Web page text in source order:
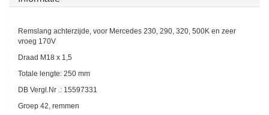
Remslang achterzijde, voor Mercedes 230, 290, 320, 500K en zeer
vroeg 170V
Draad M18 x 1,5
Totale lengte: 250 mm
DB Vergl.Nr .: 15597331
Groep 42, remmen